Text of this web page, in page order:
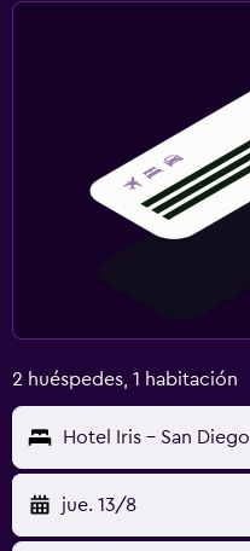
2 huéspedes, 1 habitación
Hotel Iris - San Diego
jue. 13/8